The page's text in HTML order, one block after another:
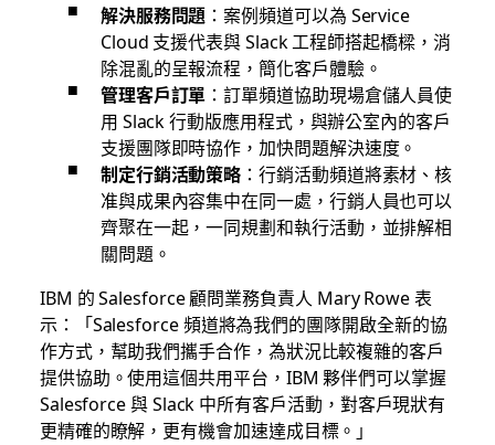
解決服務問題 ：案例頻道可以為 Service
Cloud 支援代表與 Slack 工程師搭起橋樑，消
除混亂的呈報流程，簡化客戶體驗。
管理客戶訂單 ：訂單頻道協助現場倉儲人員使
用 Slack 行動版應用程式，與辦公室內的客戶
支援團隊即時協作，加快問題解決速度。
制定行銷活動策略 ：行銷活動頻道將素材、核
准與成果內容集中在同一處，行銷人員也可以
齊聚在一起，一同規劃和執行活動，並排解相
關問題。
IBM 的 Salesforce 顧問業務負責人 Mary Rowe 表
示：「Salesforce 頻道將為我們的團隊開啟全新的協
作方式，幫助我們攜手合作，為狀況比較複雜的客戶
提供協助。使用這個共用平台，IBM 夥伴們可以掌握
Salesforce 與 Slack 中所有客戶活動，對客戶現狀有
更精確的瞭解，更有機會加速達成目標。」